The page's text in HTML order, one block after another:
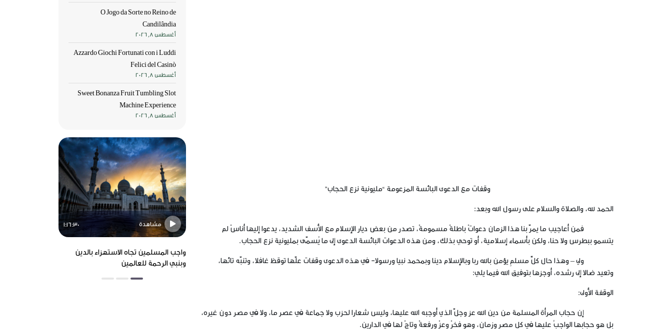
وقفات مع الدعوى البائسة المزعومة “مليونية نزع الحجاب”
الحمد لله، والصلاة والسلام على رسول الله وبعد:
فمن أعاجيب ما يمرّ بنا هذا الزمان دعواتٌ باطلةٌ مسمومةٌ، تصدر من بعض ديار الإسلام مع الأسف الشديد، يدعوا إليها أناسٌ لم
يتسمو ببطرس ولا حنا، ولكن بأسماء إسلامية، أو توحي بذلك، ومن هذه الدعوات البائسة الدعوى إلى ما يُسمّى بمليونية نزع الحجاب.
ولي – وهذا حال كلِّ مسلمٍ يؤمن بالله ربا وبالإسلام دينا وبمحمد نبيا ورسولا- في هذه الدعوى وقفات علّها توقظ غافلا، وتنبّه تائها،
وتعيد ضالا إلى رشده، أوجزها بتوفيق الله فيما يلي:
الوقفة الأولى:
إن حجاب المرأة المسلمة من دين الله عز وجلّ الذي أوجبه الله عليها، وليس شعارا لحزب ولا جماعة في عصر ما، ولا في مصر دون غيره،
بل هو حجابها الواجبُ عليها في كل مصر وزمان، وهو فخرٌ وعزٌ ورفعةٌ وتاجٌ لها في الدارين.
O Jogo da Sorte no Reino de
Candilândia
أغسطس 8, 2026
Azzardo Giochi Fortunati con i Luddi
Felici del Casinò
أغسطس 8, 2026
Sweet Bonanza Fruit Tumbling Slot
Machine Experience
أغسطس 8, 2026
مشاهدة 1:16:30
واجب المسلمين تجاه الاستهزاء بالدين
وبنبي الرحمة للعالمين